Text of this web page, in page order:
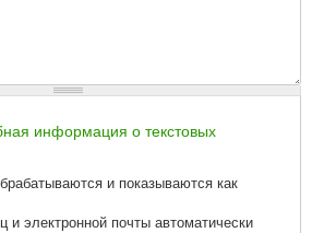
информация о текстовых
и показываются как
и электронной почты автоматически